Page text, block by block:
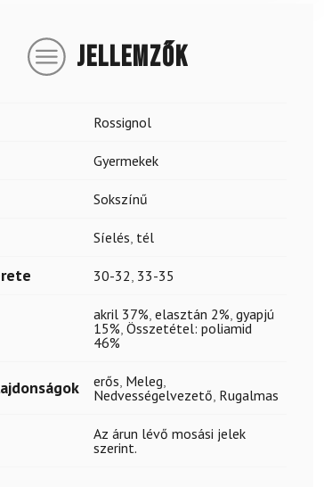
JELLEMZŐK
Rossignol
Gyermekek
Sokszínű
Síelés, tél
30-32, 33-35
akril 37%, elasztán 2%, gyapjú
15%, Összetétel: poliamid
46%
erős, Meleg,
Nedvességelvezető, Rugalmas
Az árun lévő mosási jelek
szerint.